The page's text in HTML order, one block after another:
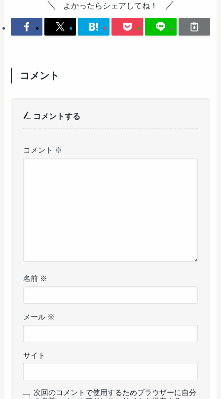
よかったらシェアしてね！
コメント
コメントする
コメント ※
名前 ※
メール ※
サイト
次回のコメントで使用するためブラウザーに自分